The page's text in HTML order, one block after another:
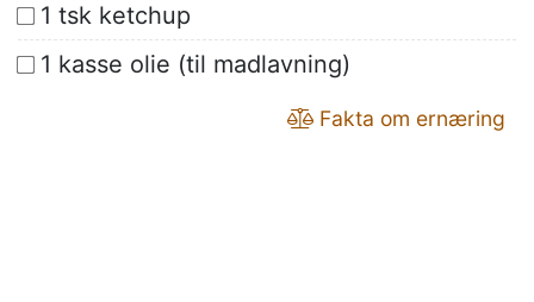
1 tsk ketchup
1 kasse olie (til madlavning)
Fakta om ernæring